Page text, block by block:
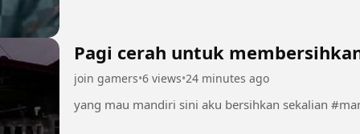
Pagi cerah untuk
join gamers•6 views•24 minutes ago
yang mau mandiri sini